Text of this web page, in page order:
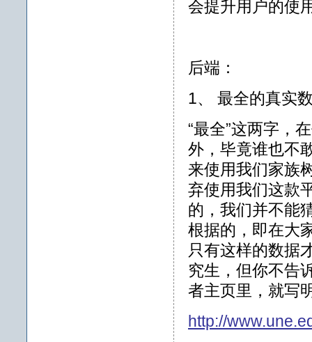
会提升用户的使
后端：
1、 最全的真实
“最全”这两字，
外，毕竟谁也不
来使用我们家族
弃使用我们这款
的，我们并不能
根据的，即在大
只有这样的数据
究生，但你不告
者主页里，就写
http://